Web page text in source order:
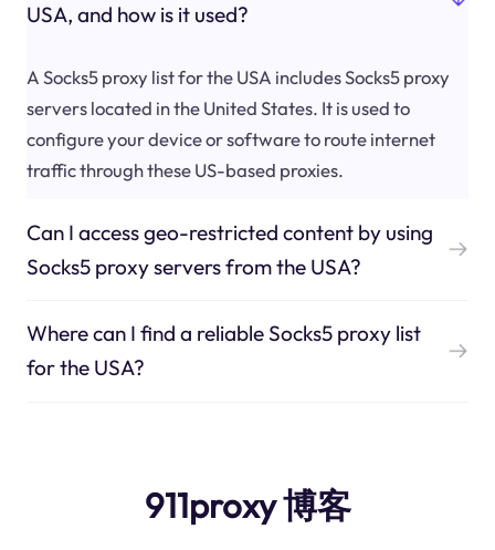
USA, and how is it used?
A Socks5 proxy list for the USA includes Socks5 proxy
servers located in the United States. It is used to
configure your device or software to route internet
traffic through these US-based proxies.
Can I access geo-restricted content by using
Socks5 proxy servers from the USA?
Where can I find a reliable Socks5 proxy list
for the USA?
911proxy 博客